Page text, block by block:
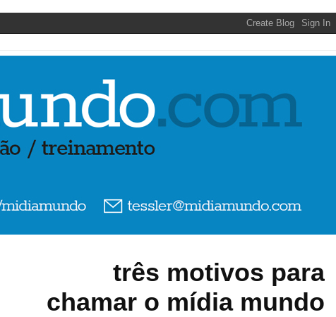
três motivos para
chamar o mídia mundo